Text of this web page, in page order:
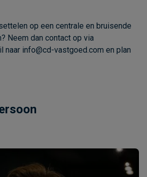
op een centrale en bruisende
Neem dan contact op via
naar info@cd-vastgoed.com en plan